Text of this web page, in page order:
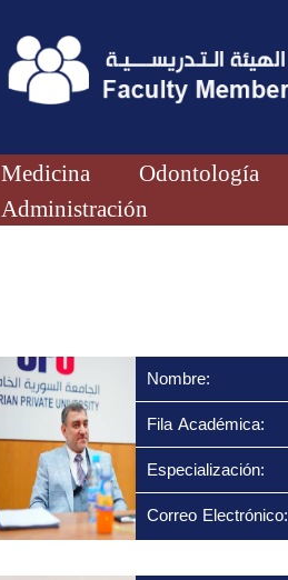
Medicina Odontología
Administración
Nombre:
Fila Académica:
Especialización:
Correo Electrónico: